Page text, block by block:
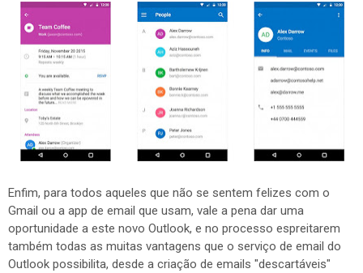
Enfim, para todos aqueles que não se sentem felizes com o
Gmail ou a app de email que usam, vale a pena dar uma
oportunidade a este novo Outlook, e no processo espreitarem
também todas as muitas vantagens que o serviço de email do
Outlook possibilita, desde a criação de emails "descartáveis"